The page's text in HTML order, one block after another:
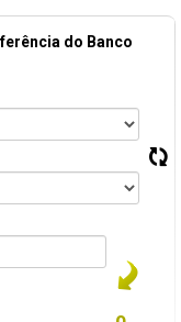
do Banco